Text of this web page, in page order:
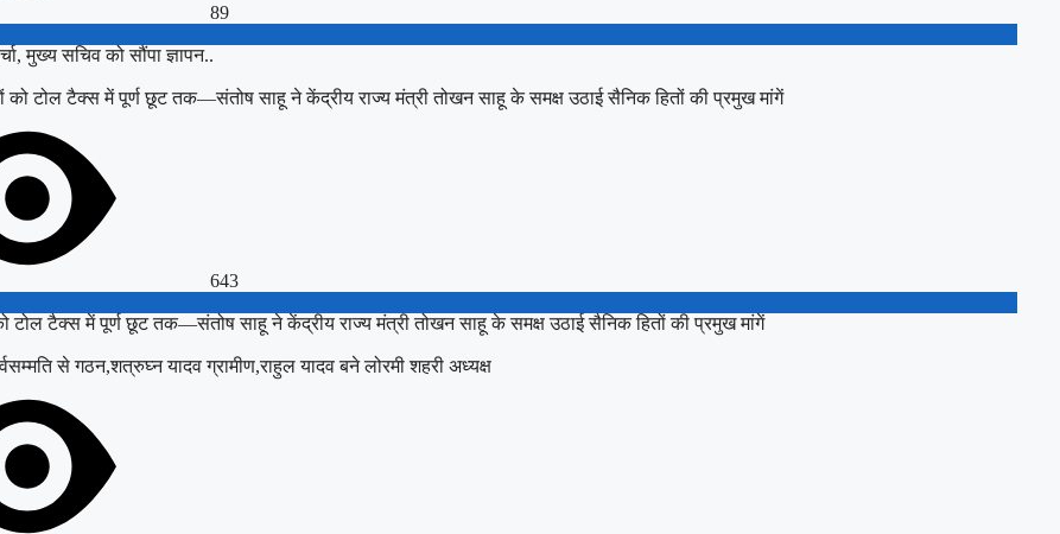
89
मुख्य सचिव को सौंपा ज्ञापन..
643
टोल टैक्स में पूर्ण छूट तक—संतोष साहू ने केंद्रीय राज्य मंत्री तोखन साहू के समक्ष उठाई सैनिक हितों की प्रमुख मांगें